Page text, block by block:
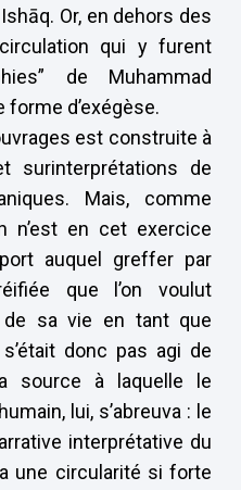
Or, en dehors des
qui y furent
de Muhammad
d’exégèse.
est construite à
surinterprétations de
Mais, comme
n’est en cet exercice
auquel greffer par
que l’on voulut
sa vie en tant que
donc pas agi de
source à laquelle le
lui, s’abreuva : le
interprétative du
une circularité si forte